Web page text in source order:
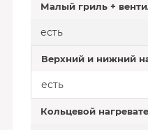
Малый гриль +
есть
Верхний и нижний
есть
Кольцевой